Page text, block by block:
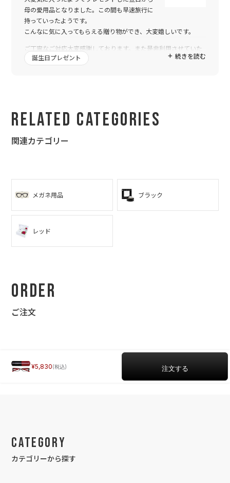
母の愛用品となりました。この間も早速旅行に
持っていったようです。
こんなに気に入ってもらえる贈り物ができ、大変嬉しいです。
ご丁寧なご対応大変感謝しております。また是非利用させていた
だきます。
続きを読む
誕生日プレゼント
Related Categories
関連カテゴリー
メガネ用品 ブラック
レッド
Order
ご注文
5,830
Category
カテゴリーから探す